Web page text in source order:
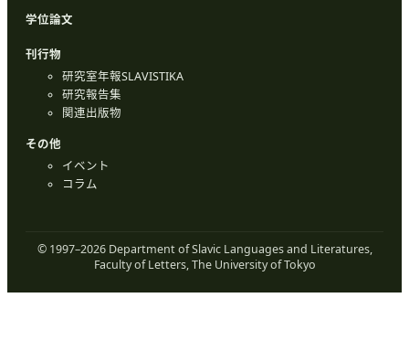
学位論文
刊行物
研究室年報SLAVISTIKA
研究報告集
関連出版物
その他
イベント
コラム
© 1997–2026Department of Slavic Languages and Literatures,
Faculty of Letters, The University of Tokyo